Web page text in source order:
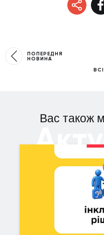
ПОПЕРЕДНЯ
НОВИНА
Вас також